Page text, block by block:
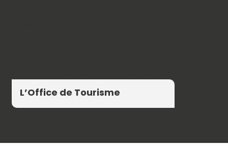
autres bureaux d’information touristique.
L’Office de Tourisme